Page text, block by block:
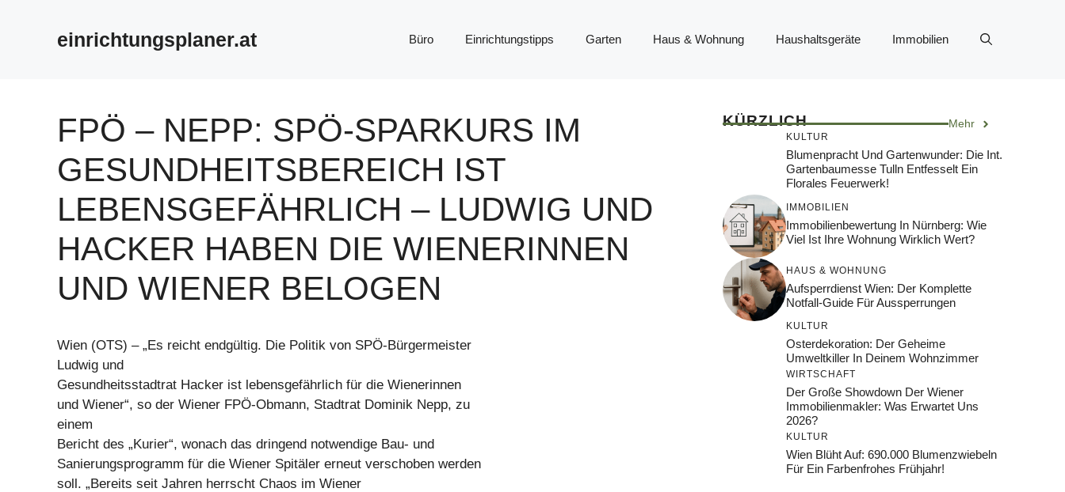
einrichtungsplaner.at Büro Einrichtungstipps Garten Haus & Wohnung Haushaltsgeräte Immobilien
FPÖ – NEPP: SPÖ-SPARKURS IM
GESUNDHEITSBEREICH IST
LEBENSGEFÄHRLICH – LUDWIG UND
HACKER HABEN DIE WIENERINNEN
UND WIENER BELOGEN
Wien (OTS) – „Es reicht endgültig. Die Politik von SPÖ-Bürgermeister
Ludwig und
Gesundheitsstadtrat Hacker ist lebensgefährlich für die Wienerinnen
und Wiener“, so der Wiener FPÖ-Obmann, Stadtrat Dominik Nepp, zu
einem
Bericht des „Kurier“, wonach das dringend notwendige Bau- und
Sanierungsprogramm für die Wiener Spitäler erneut verschoben werden
soll. „Bereits seit Jahren herrscht Chaos im Wiener
KÜRZLICH Mehr
KULTUR
Blumenpracht Und Gartenwunder: Die Int.
Gartenbaumesse Tulln Entfesselt Ein
Florales Feuerwerk!
IMMOBILIEN
Immobilienbewertung In Nürnberg: Wie
Viel Ist Ihre Wohnung Wirklich Wert?
HAUS & WOHNUNG
Aufsperrdienst Wien: Der Komplette
Notfall-Guide Für Aussperrungen
KULTUR
Osterdekoration: Der Geheime
Umweltkiller In Deinem Wohnzimmer
WIRTSCHAFT
Der Große Showdown Der Wiener
Immobilienmakler: Was Erwartet Uns
2026?
KULTUR
Wien Blüht Auf: 690.000 Blumenzwiebeln
Für Ein Farbenfrohes Frühjahr!